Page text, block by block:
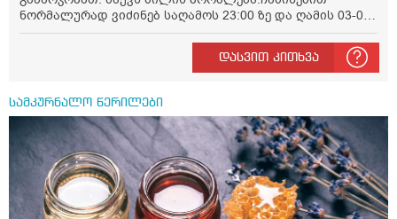
ნორმალურად ვიძინებ საღამოს 23:00 ზე და ღამის 03-00
ან 04:00 საათზე მეღვიძება და მერე ვერ ვიძინებ
ვერაფრით.რამე ხალხური საშუალება თუ არის ამ
დასვით კითხვა
სამკურნალო წერილები